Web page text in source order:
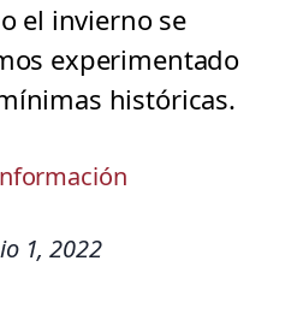
el invierno se
experimentado
históricas.
1, 2022